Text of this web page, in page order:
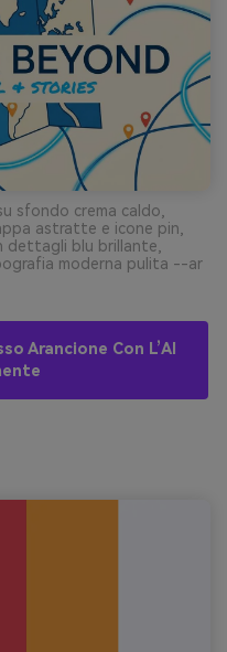
sfondo crema caldo,
astratte e icone pin,
dettagli blu brillante,
moderna pulita --ar
Arancione Con L’AI